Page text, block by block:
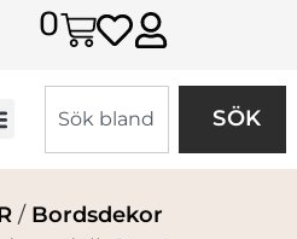
0
SÖK
/ Bordsdekor